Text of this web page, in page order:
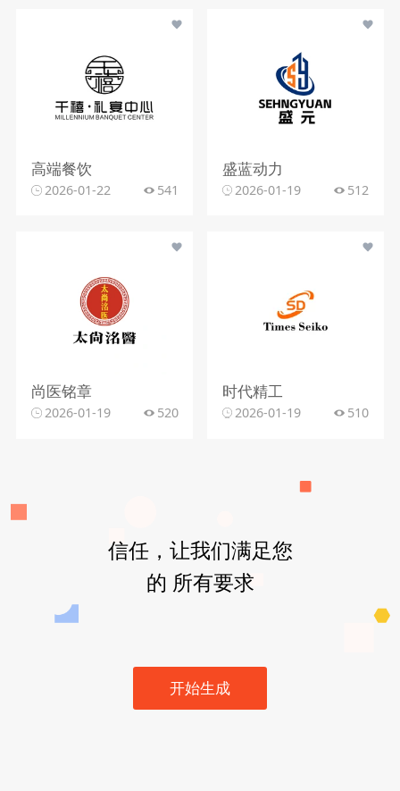
高端餐饮
2026-01-22 541
盛蓝动力
2026-01-19 512
尚医铭章
2026-01-19 520
时代精工
2026-01-19 510
信任，让我们满足您
的 所有要求
开始生成